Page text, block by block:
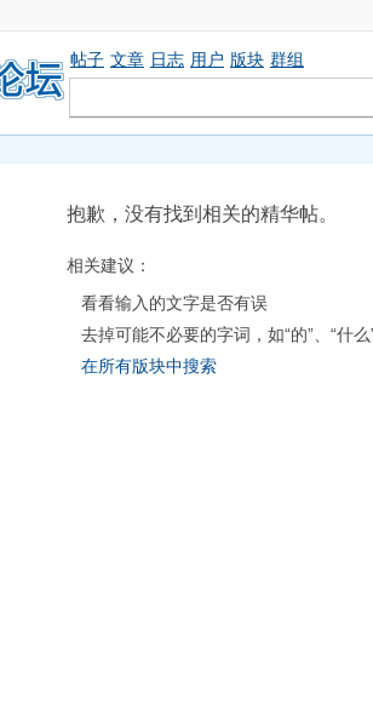
帖子 文章 日志 用户 版块 群组
抱歉，没有找到相关的精华帖。
相关建议：
看看输入的文字是否有误
去掉可能不必要的字词，如“的”、“什么
在所有版块中搜索